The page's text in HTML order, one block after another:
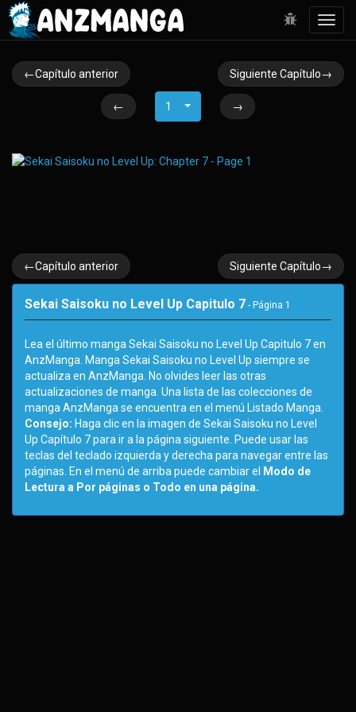
←Capítulo anterior Siguiente Capítulo→
← 1 →
←Capítulo anterior Siguiente Capítulo→
Sekai Saisoku no Level Up Capitulo 7 - Página 1
Lea el último manga Sekai Saisoku no Level Up Capitulo 7 en
AnzManga. Manga Sekai Saisoku no Level Up siempre se
actualiza en AnzManga. No olvides leer las otras
actualizaciones de manga. Una lista de las colecciones de
manga AnzManga se encuentra en el menú Listado Manga.
Consejo: Haga clic en la imagen de Sekai Saisoku no Level
Up Capítulo 7 para ir a la página siguiente. Puede usar las
teclas del teclado izquierda y derecha para navegar entre las
páginas. En el menú de arriba puede cambiar el
Modo de
Lectura a Por páginas o Todo en una página.